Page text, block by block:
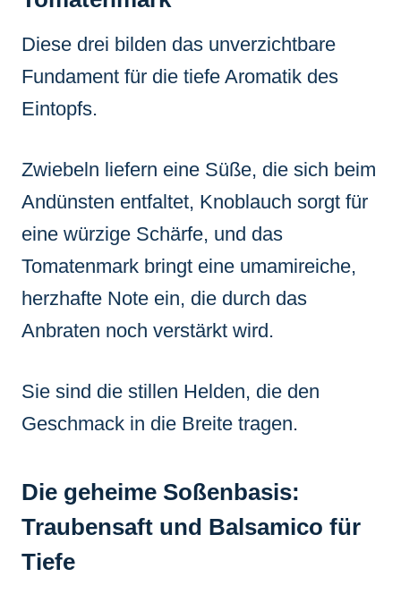
Diese drei bilden das unverzichtbare
Fundament für die tiefe Aromatik des
Eintopfs.
Zwiebeln liefern eine Süße, die sich beim
Andünsten entfaltet, Knoblauch sorgt für
eine würzige Schärfe, und das
Tomatenmark bringt eine umamireiche,
herzhafte Note ein, die durch das
Anbraten noch verstärkt wird.
Sie sind die stillen Helden, die den
Geschmack in die Breite tragen.
Die geheime Soßenbasis:
Traubensaft und Balsamico für
Tiefe